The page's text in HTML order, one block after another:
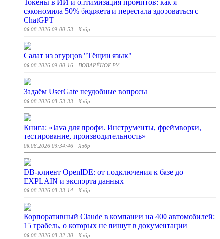
Токены в ИИ и оптимизация промптов: как я
сэкономила 50% бюджета и перестала здороваться с
ChatGPT
06.08.2026 09:00:53 | Хабр
Салат из огурцов "Тёщин язык"
06.08.2026 09:00:16 | ПОВАРЁНОК.РУ
Задаём UserGate неудобные вопросы
06.08.2026 08:53:33 | Хабр
Книга: «Java для профи. Инструменты, фреймворки,
тестирование, производительность»
06.08.2026 08:34:46 | Хабр
DB-клиент OpenIDE: от подключения к базе до
EXPLAIN и экспорта данных
06.08.2026 08:33:14 | Хабр
Корпоративный Claude в компании на 400 автомобилей:
15 грабель, о которых не пишут в документации
06.08.2026 08:32:30 | Хабр